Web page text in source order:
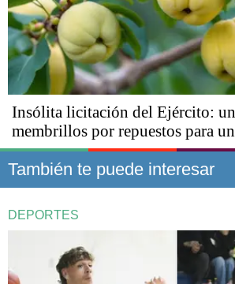
Insólita licitación del Ejército:
membrillos por repuestos para
También te puede interesar
DEPORTES